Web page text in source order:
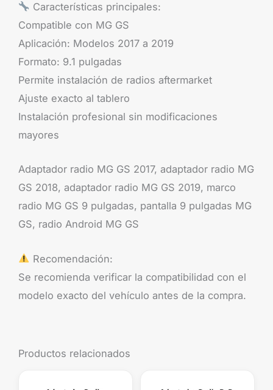
Características principales:
Compatible con MG GS
Aplicación: Modelos 2017 a 2019
Formato: 9.1 pulgadas
Permite instalación de radios aftermarket
Ajuste exacto al tablero
Instalación profesional sin modificaciones
mayores
Adaptador radio MG GS 2017, adaptador radio MG
GS 2018, adaptador radio MG GS 2019, marco
radio MG GS 9 pulgadas, pantalla 9 pulgadas MG
GS, radio Android MG GS
Recomendación:
Se recomienda verificar la compatibilidad con el
modelo exacto del vehículo antes de la compra.
Productos relacionados